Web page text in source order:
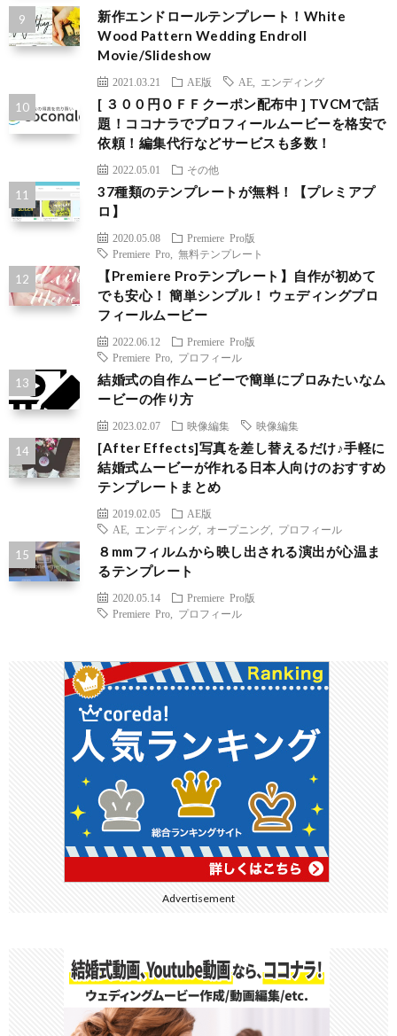
新作エンドロールテンプレート！White
Wood Pattern Wedding Endroll
Movie/Slideshow
2021.03.21 AE版 AE エンディング
[ ３００円ＯＦＦクーポン配布中 ] TVCMで話
題！ココナラでプロフィールムービーを格安で
依頼！編集代行などサービスも多数！
2022.05.01 その他
37種類のテンプレートが無料！【プレミアプ
ロ】
2020.05.08
Premiere Pro版
Premiere Pro
無料テンプレート
【Premiere Proテンプレート】自作が初めて
でも安心！ 簡単シンプル！ ウェディングプロ
フィールムービー
2022.06.12
Premiere Pro版
Premiere Pro
プロフィール
結婚式の自作ムービーで簡単にプロみたいなム
ービーの作り方
2023.02.07 映像編集 映像編集
[After Effects]写真を差し替えるだけ♪手軽に
結婚式ムービーが作れる日本人向けのおすすめ
テンプレートまとめ
2019.02.05
AE版
AE
エンディング オープニング プロフィール
８mmフィルムから映し出される演出が心温ま
るテンプレート
2020.05.14
Premiere Pro版
Premiere Pro
プロフィール
Advertisement